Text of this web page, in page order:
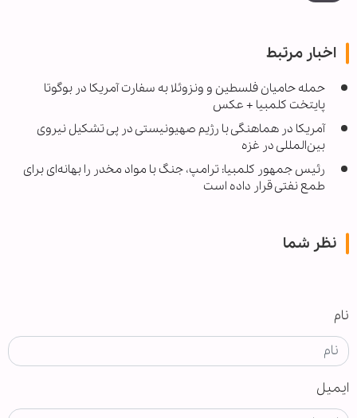
اخبار مرتبط
حمله حامیان فلسطین و ونزوئلا به سفارت آمریکا در بوگوتا
پایتخت کلمبیا + عکس
‌آمریکا در هماهنگی با رژیم صهیونیستی در پی تشکیل نیروی
بین‌المللی در غزه
رئیس جمهور کلمبیا: ترامپ، جنگ با مواد مخدر را بهانه‌ای برای
طمع نفتی قرار داده است
نظر شما
نام
ایمیل